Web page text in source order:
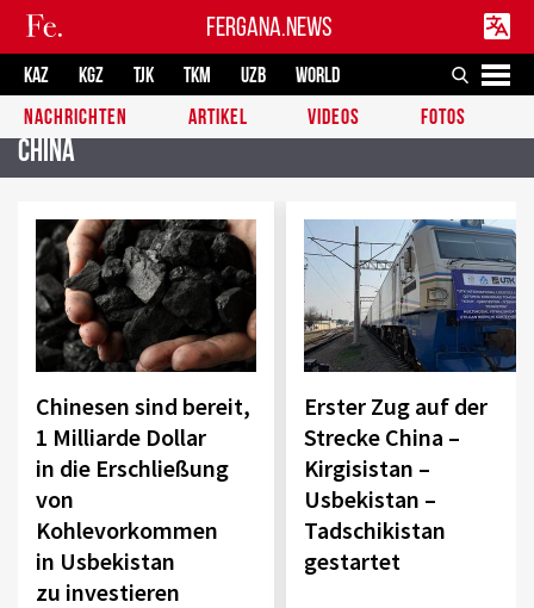
FERGANA.NEWS
KAZ KGZ TJK TKM UZB
WORLD
NACHRICHTEN
ARTIKEL VIDEOS FOTOS
China
Chinesen sind bereit,
1 Milliarde Dollar
in die Erschließung
von
Kohlevorkommen
in Usbekistan
zu investieren
Erster Zug auf der
Strecke China –
Kirgisistan –
Usbekistan –
Tadschikistan
gestartet